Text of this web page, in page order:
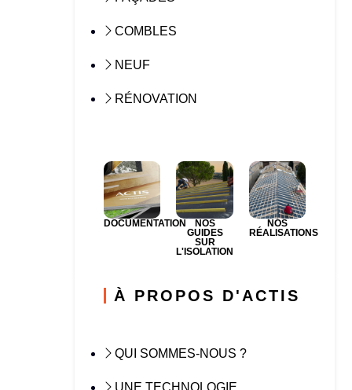
COMBLES
NEUF
RÉNOVATION
DOCUMENTATION
NOS
GUIDES
SUR
L'ISOLATION
NOS
RÉALISATIONS
À PROPOS D'ACTIS
QUI SOMMES-NOUS ?
UNE TECHNOLOGIE